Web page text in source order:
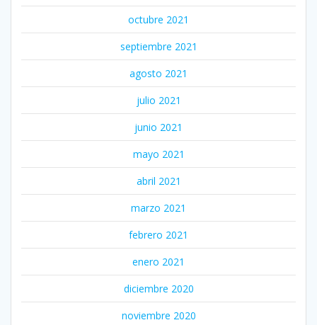
octubre 2021
septiembre 2021
agosto 2021
julio 2021
junio 2021
mayo 2021
abril 2021
marzo 2021
febrero 2021
enero 2021
diciembre 2020
noviembre 2020